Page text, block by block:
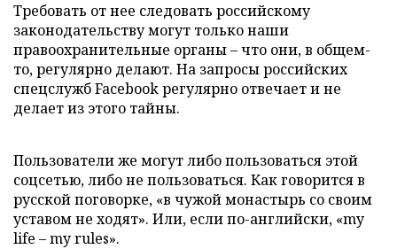
Требовать от нее следовать российскому
законодательству могут только наши
правоохранительные органы – что они, в общем-
то, регулярно делают. На запросы российских
спецслужб Facebook регулярно отвечает и не
делает из этого тайны.
Пользователи же могут либо пользоваться этой
соцсетью, либо не пользоваться. Как говорится в
русской поговорке, «в чужой монастырь со своим
уставом не ходят». Или, если по-английски, «my
life – my rules».